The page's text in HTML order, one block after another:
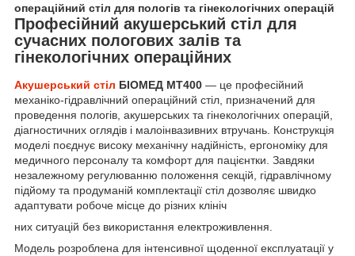
операційний стіл для пологів та гінекологічних операцій
Професійний акушерський стіл для
сучасних пологових залів та
гінекологічних операційних
Акушерський стіл БІОМЕД МТ400 — це професійний
механіко-гідравлічний операційний стіл, призначений для
проведення пологів, акушерських та гінекологічних операцій,
діагностичних оглядів і малоінвазивних втручань. Конструкція
моделі поєднує високу механічну надійність, ергономіку для
медичного персоналу та комфорт для пацієнтки. Завдяки
незалежному регулюванню положення секцій, гідравлічному
підйому та продуманій комплектації стіл дозволяє швидко
адаптувати робоче місце до різних клініч
них ситуацій без використання електроживлення.
Модель розроблена для інтенсивної щоденної експлуатації у